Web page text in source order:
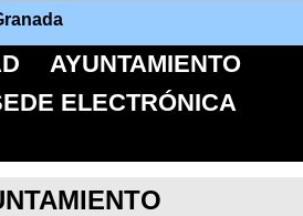
AYUNTAMIENTO
ELECTRÓNICA